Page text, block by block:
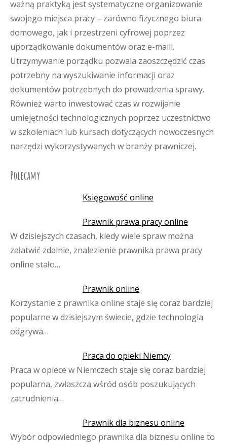
ważną praktyką jest systematyczne organizowanie
swojego miejsca pracy – zarówno fizycznego biura
domowego, jak i przestrzeni cyfrowej poprzez
uporządkowanie dokumentów oraz e-maili.
Utrzymywanie porządku pozwala zaoszczędzić czas
potrzebny na wyszukiwanie informacji oraz
dokumentów potrzebnych do prowadzenia sprawy.
Również warto inwestować czas w rozwijanie
umiejętności technologicznych poprzez uczestnictwo
w szkoleniach lub kursach dotyczących nowoczesnych
narzędzi wykorzystywanych w branży prawniczej.
Polecamy
Księgowość online
Prawnik prawa pracy online
W dzisiejszych czasach, kiedy wiele spraw można
załatwić zdalnie, znalezienie prawnika prawa pracy
online stało…
Prawnik online
Korzystanie z prawnika online staje się coraz bardziej
popularne w dzisiejszym świecie, gdzie technologia
odgrywa…
Praca do opieki Niemcy
Praca w opiece w Niemczech staje się coraz bardziej
popularna, zwłaszcza wśród osób poszukujących
zatrudnienia…
Prawnik dla biznesu online
Wybór odpowiedniego prawnika dla biznesu online to